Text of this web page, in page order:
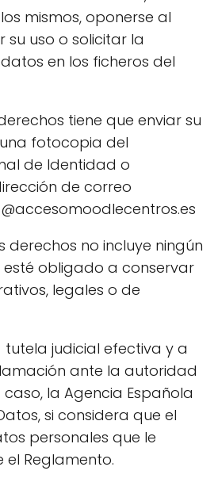
mismos, oponerse al
uso o solicitar la
en los ficheros del
tiene que enviar su
fotocopia del
de Identidad o
de correo
derechos no incluye ningún
obligado a conservar
legales o de
tutela judicial efectiva y a
ante la autoridad
la Agencia Española
si considera que el
personales que le
el Reglamento.